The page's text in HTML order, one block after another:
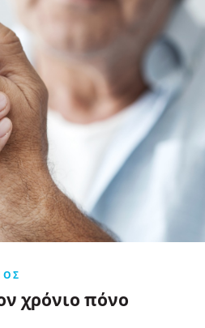
χρόνιο πόνο